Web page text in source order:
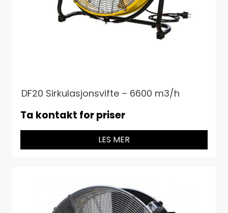
DF20 Sirkulasjonsvifte – 6600 m3/h
Ta kontakt for priser
LES MER